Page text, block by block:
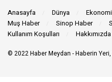
Anasayfa Dünya Ekonomi
Muş Haber
Sinop Haber
Kullanım Koşulları
Hakkımızda
© 2022Haber Meydan - Haberin